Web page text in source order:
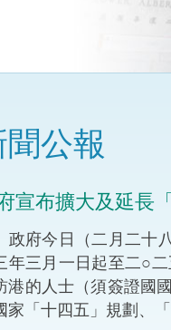
決及法律科技
決先導計劃
香港
商事案
關於建
與澳門
“一帶
粵港澳
公報
宣布擴大及延長
今日（二月二十八
年三月一日起至二○
港的人士（須簽證國
家「十四五」規劃、